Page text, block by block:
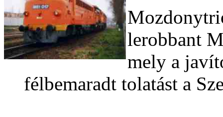
lerobbant
mely a
félbemaradt tolatást a